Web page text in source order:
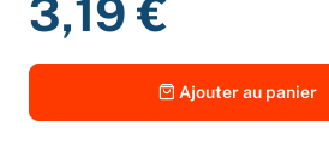
3,19 €
Ajouter au panier